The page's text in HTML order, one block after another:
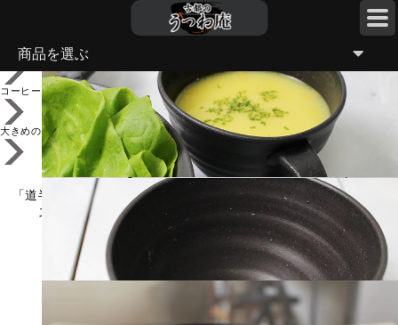
商品を選ぶ
TOP
コーヒーカップ・スープカップなど
大きめのスープカップなど
「道半のスープカップ＜simple１＞（スミ・黒マット調）」おス
スメの色/ボタージュ/ミネストローネ/温かいスープの器